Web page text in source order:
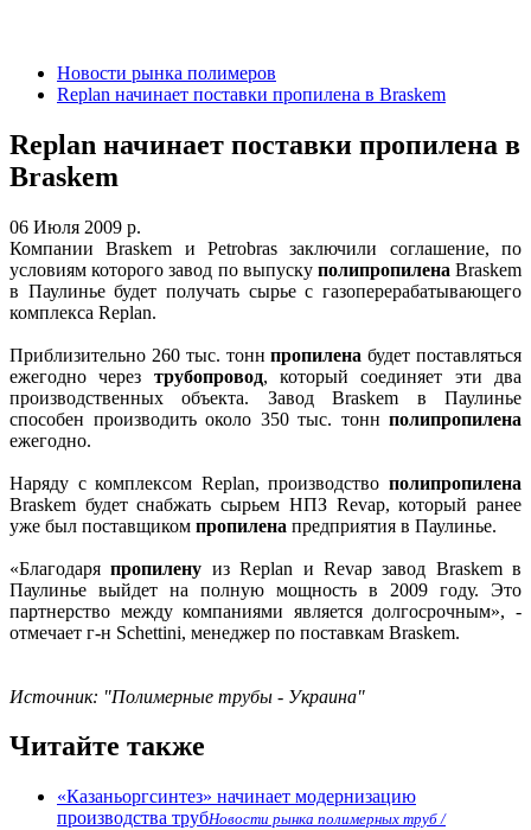
Новости рынка полимеров
Replan начинает поставки пропилена в Braskem
Replan начинает поставки пропилена в
Braskem
06 Июля 2009 р.
Компании Braskem и Petrobras заключили соглашение, по
условиям которого завод по выпускуполипропиленаBraskem
в Паулинье будет получать сырье с газоперерабатывающего
комплекса Replan.
Приблизительно 260 тыс. тоннпропилена будет поставляться
ежегодно через трубопровод, который соединяет эти два
производственных объекта. Завод Braskem в Паулинье
способен производить около 350 тыс. тонн полипропилена
ежегодно.
Наряду с комплексом Replan, производство полипропилена
Braskem будет снабжать сырьем НПЗ Revap, который ранее
уже был поставщиком пропилена предприятия в Паулинье.
«Благодаряпропилену из Replan и Revap завод Braskem в
Паулинье выйдет на полную мощность в 2009 году. Это
партнерство между компаниями является долгосрочным», -
отмечает г-н Schettini, менеджер по поставкам Braskem.
Источник: "Полимерные трубы - Украина"
Читайте также
«Казаньоргсинтез» начинает модернизацию
производства трубНовости рынка полимерных труб /